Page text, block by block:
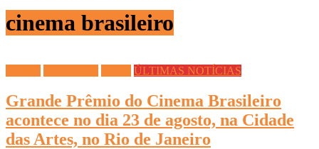
cinema brasileiro
ÚLTIMAS NOTÍCIAS
Grande Prêmio do Cinema Brasileiro
acontece no dia 23 de agosto, na Cidade
das Artes, no Rio de Janeiro